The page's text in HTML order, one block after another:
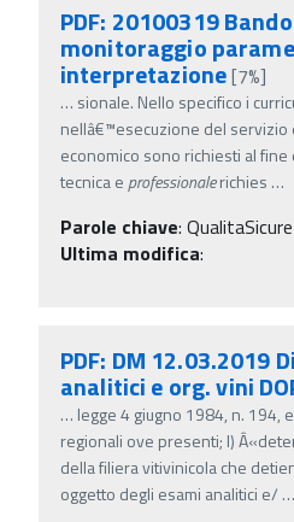
PDF: 20100319
monitoraggio
interpretazione[7%]
… sionale. Nello specifico i
nellâ€™esecuzione del servizio
economico sono richiesti al fine
tecnica e professionalerichies …
Parole chiave:
Ultima modifica:
PDF: DM 12.03.2019
analitici e org. vini
… legge 4 giugno 1984, n. 194,
regionali ove presenti; l)
della filiera vitivinicola che
oggetto degli esami analitici e/ …